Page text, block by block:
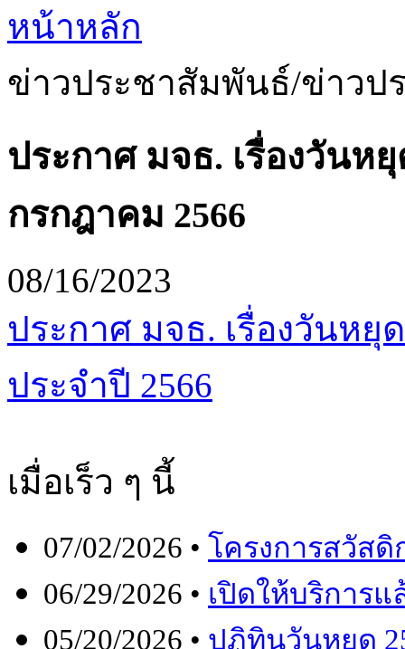
หน้าหลัก
ข่าวประชาสัมพันธ์/ข่าวป
ประกาศ มจธ. เรื่องวันห
กรกฎาคม 2566
08/16/2023
ประกาศ มจธ. เรื่องวันห
ประจำปี 2566
เมื่อเร็ว ๆ นี้
07/02/2026 • โครงการสวัสดิ
06/29/2026 • เปิดให้บริการแ
05/20/2026 • ปฏิทินวันหยุด